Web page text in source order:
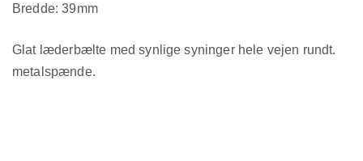
Bredde: 39mm
Glat læderbælte med synlige syninger hele vejen rundt.
metalspænde.